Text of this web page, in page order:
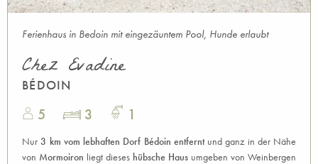
Ferienhaus in Bedoin mit eingezäuntem Pool, Hunde erlaubt
Chez Evadine
BÉDOIN
5 3 1
Nur3 km vom lebhaften Dorf Bédoin entferntund ganz in der Nähe
von Mormoiron liegt dieses hübsche Haus umgeben von Weinbergen